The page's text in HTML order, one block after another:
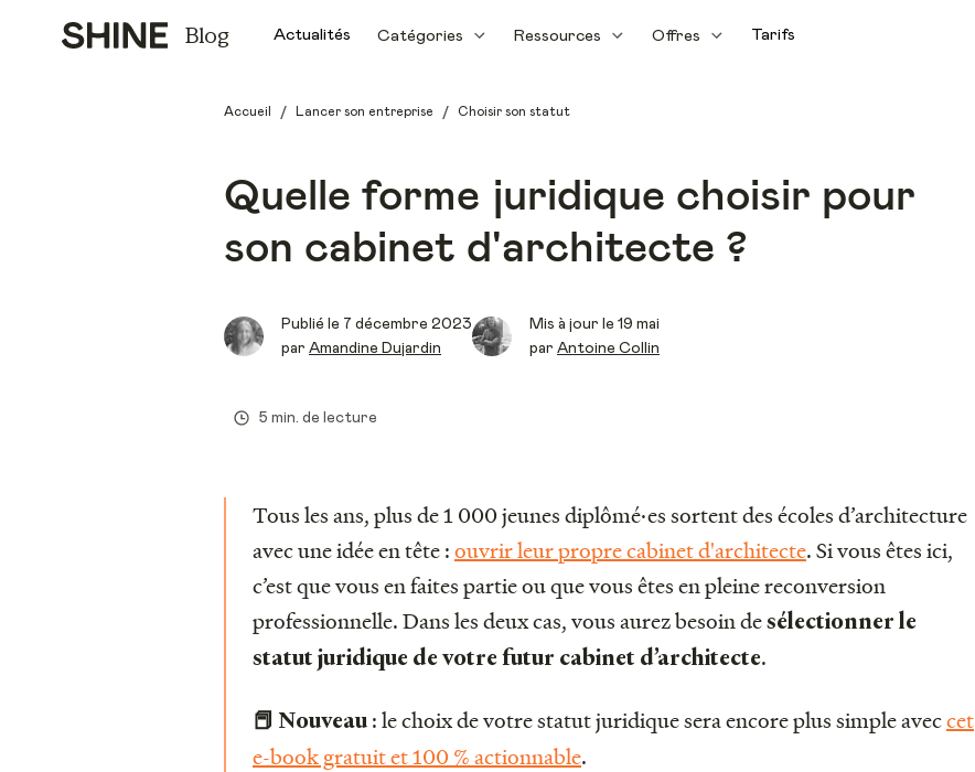
Blog Actualités Catégories Ressources Offres Tarifs
Accueil / Lancer son entreprise / Choisir son statut
Quelle forme juridique choisir pour
son cabinet d'architecte ?
Publié le 7 décembre 2023
par Amandine Dujardin
Mis à jour le 19 mai
par Antoine Collin
5 min. de lecture
Tous les ans, plus de 1 000 jeunes diplômé·es sortent des écoles d’architecture
avec une idée en tête :ouvrir leur propre cabinet d'architecte. Si vous êtes ici,
c’est que vous en faites partie ou que vous êtes en pleine reconversion
professionnelle. Dans les deux cas, vous aurez besoin desélectionner le
statut juridique de votre futur cabinet d’architecte.
📕 Nouveau : le choix de votre statut juridique sera encore plus simple aveccet
e-book gratuit et 100 % actionnable.